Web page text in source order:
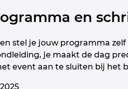
en
stel je jouw programma
je maakt de dag
event aan te sluiten bij het